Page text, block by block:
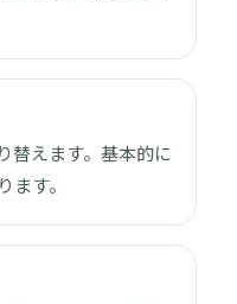
替えます。基本的に
ます。